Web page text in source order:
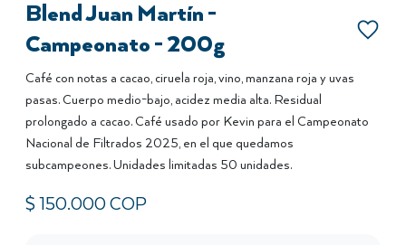
Blend Juan Martín -
Campeonato - 200g
Café con notas a cacao, ciruela roja, vino, manzana roja y uvas
pasas. Cuerpo medio-bajo, acidez media alta. Residual
prolongado a cacao. Café usado por Kevin para el Campeonato
Nacional de Filtrados 2025, en el que quedamos
subcampeones. Unidades limitadas 50 unidades.
$ 150.000COP